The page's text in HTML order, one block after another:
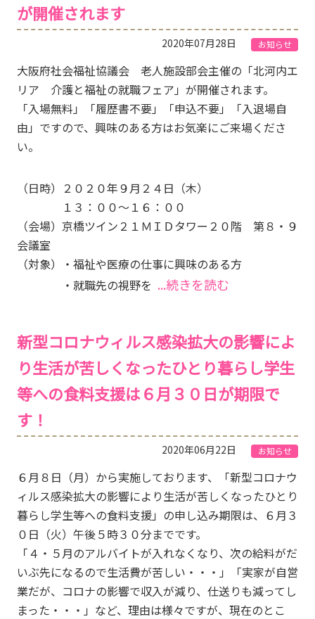
が開催されます
2020年07月28日 お知らせ
大阪府社会福祉協議会 老人施設部会主催の「北河内エ
リア 介護と福祉の就職フェア」が開催されます。
「入場無料」「履歴書不要」「申込不要」「入退場自
由」ですので、興味のある方はお気楽にご来場くださ
い。
（日時）２０２０年９月２４日（木）
１３：００～１６：００
（会場）京橋ツイン２１ＭＩＤタワー２０階 第８・９
会議室
（対象）・福祉や医療の仕事に興味のある方
・就職先の視野を ...続きを読む
新型コロナウィルス感染拡大の影響によ
り生活が苦しくなったひとり暮らし学生
等への食料支援は６月３０日が期限で
す！
2020年06月22日 お知らせ
６月８日（月）から実施しております、「新型コロナウ
ィルス感染拡大の影響により生活が苦しくなったひとり
暮らし学生等への食料支援」の申し込み期限は、６月３
０日（火）午後５時３０分までです。
「４・５月のアルバイトが入れなくなり、次の給料がだ
いぶ先になるので生活費が苦しい・・・」「実家が自営
業だが、コロナの影響で収入が減り、仕送りも減ってし
まった・・・」など、理由は様々ですが、現在のとこ